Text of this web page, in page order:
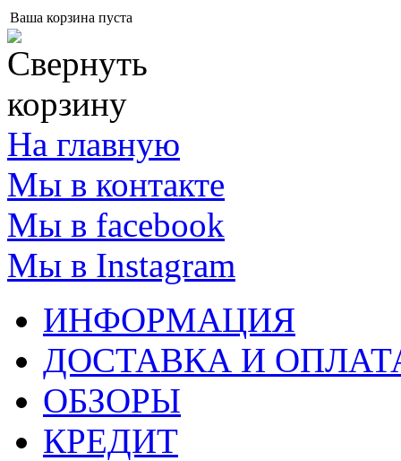
Ваша корзина пуста
На главную
Мы в контакте
Мы в facebook
Мы в Instagram
ИНФОРМАЦИЯ
ДОСТАВКА И
ОБЗОРЫ
КРЕДИТ